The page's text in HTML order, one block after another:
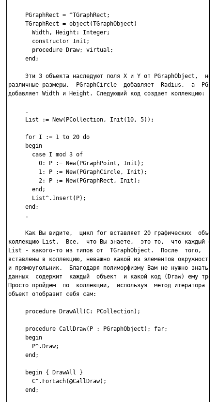
     PGraphRect = ^TGraphRect;
     TGraphRect = object(TGraphObject)
       Width, Height: Integer;
       constructor Init;
       procedure Draw; virtual;
     end;
Эти 3 объекта наследуют поля X и Y от PGraphObject,  но
различные размеры.  PGraphCircle  добавляет  Radius,  а
добавляет Width и Height. Следующий код создает коллекцию:
     .
     List := New(PCollection, Init(10, 5));
     for I := 1 to 20 do
     begin
       case I mod 3 of
         0: P := New(PGraphPoint, Init);
         1: P := New(PGraphCircle, Init);
         2: P := New(PGraphRect, Init);
       end;
       List^.Insert(P);
     end;
     .
Как Вы видите,  цикл for вставляет 20 графических
коллекцию List.  Все,  что Вы знаете,  это то,  что каждый
List - какого-то из типов от  TGraphObject.  После  того,
вставлены в коллекцию, неважно какой из элементов окружность,
и прямоугольник.  Благодаря полиморфизму Вам не нужно знать
данных  содержит  каждый  объект  и какой код (Draw) ему
Просто пройдем  по  коллекции,  используя  метод итератора и
объект отобразит себя сам:
     procedure DrawAll(C: PCollection);
     procedure CallDraw(P : PGraphObject); far;
     begin
       P^.Draw;
     end;
     begin { DrawAll }
       C^.ForEach(@CallDraw);
     end;